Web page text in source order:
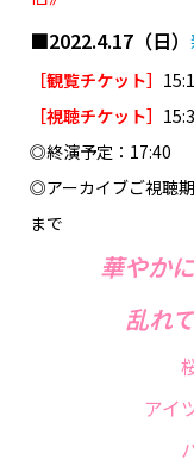
■2022.4.17（日）
［観覧チケット］
［視聴チケット］
◎終演予定：17:40
◎アーカイブご視聴
まで
華やか
乱れ
アイ